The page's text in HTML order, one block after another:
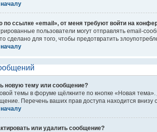
по ссылке «email», от меня требуют войти на
пользователи могут отправлять email-
сделано для того, чтобы предотвратить
новую тему или сообщение?
темы в форуме щёлкните по кнопке «Новая
Перечень ваших прав доступа находится
или удалить сообщение?